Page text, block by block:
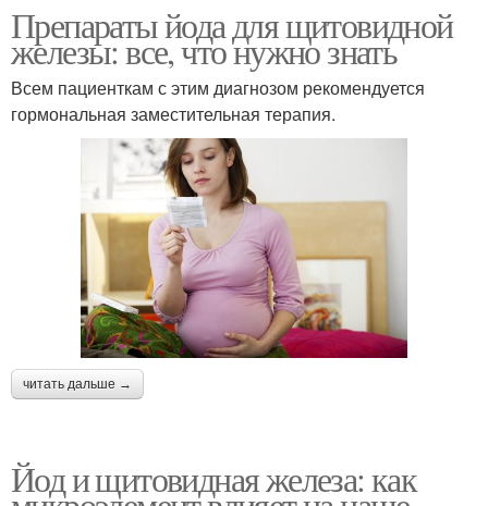
Препараты йода для щитовидной
железы: все, что нужно знать
Всем пациенткам с этим диагнозом рекомендуется
гормональная заместительная терапия.
читать дальше →
Йод и щитовидная железа: как